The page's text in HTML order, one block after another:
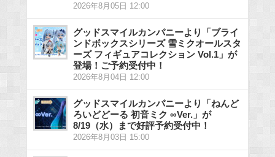
2026年8月05日 12:00
グッドスマイルカンパニーより「ブライ
ンドボックスシリーズ 雪ミクオールスタ
ーズ フィギュアコレクション Vol.1」が
登場！ご予約受付中！
2026年8月04日 12:00
グッドスマイルカンパニーより「ねんど
ろいどどーる 初音ミク ∞Ver.」が
8/19（水）まで好評予約受付中！
2026年8月03日 15:00